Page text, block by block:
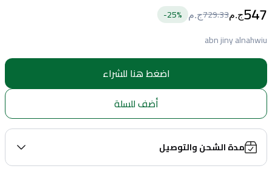
547ج.م729.33ج.م 25%-
abn jiny alnahwiu
اضغط هنا للشراء
أضف للسلة
مدة الشحن والتوصيل